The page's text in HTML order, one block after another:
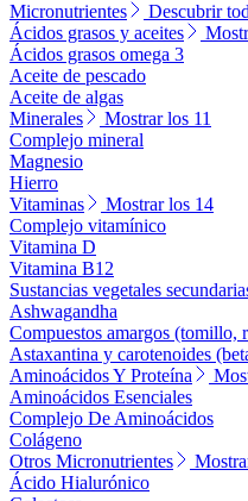
Micronutrientes
Descubrir
Ácidos grasos y aceites
Ácidos grasos omega 3
Aceite de pescado
Aceite de algas
Minerales
Mostrar los 11
Complejo mineral
Magnesio
Hierro
Vitaminas
Mostrar los 14
Complejo vitamínico
Vitamina D
Vitamina B12
Sustancias vegetales
Ashwagandha
Compuestos amargos (tomillo,
Astaxantina y carotenoides
Aminoácidos Y Proteína
Aminoácidos Esenciales
Complejo De Aminoácidos
Colágeno
Otros Micronutrientes
Ácido Hialurónico